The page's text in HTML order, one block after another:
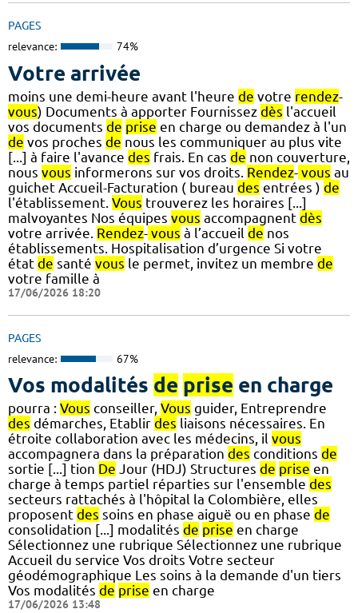
PAGES
relevance: 74%
Votre arrivée
moins une demi-heure avant l'heure de votre rendez-
vous) Documents à apporter Fournissez dès l'accueil
vos documents de prise en charge ou demandez à l'un
de vos proches de nous les communiquer au plus vite
[...] à faire l'avance des frais. En cas de non couverture,
nous vous informerons sur vos droits. Rendez- vous au
guichet Accueil-Facturation ( bureau des entrées ) de
l'établissement. Vous trouverez les horaires [...]
malvoyantes Nos équipes vous accompagnent dès
votre arrivée. Rendez- vous à l’accueil de nos
établissements. Hospitalisation d’urgence Si votre
état de santé vous le permet, invitez un membre de
votre famille à
17/06/2026 18:20
PAGES
relevance: 67%
Vos modalités de prise en charge
pourra : Vous conseiller, Vous guider, Entreprendre
des démarches, Etablir des liaisons nécessaires. En
étroite collaboration avec les médecins, il vous
accompagnera dans la préparation des conditions de
sortie [...] tion De Jour (HDJ) Structures de prise en
charge à temps partiel réparties sur l'ensemble des
secteurs rattachés à l'hôpital la Colombière, elles
proposent des soins en phase aiguë ou en phase de
consolidation [...] modalités de prise en charge
Sélectionnez une rubrique Sélectionnez une rubrique
Accueil du service Vos droits Votre secteur
géodémographique Les soins à la demande d'un tiers
Vos modalités de prise en charge
17/06/2026 13:48